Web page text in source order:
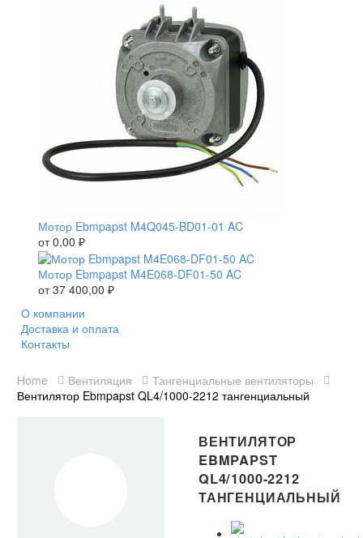
Мотор Ebmpapst M4Q045-BD01-01 AC
от0,00 ₽
Мотор Ebmpapst M4E068-DF01-50 AC
от37 400,00 ₽
О компании
Доставка и оплата
Контакты
Home Вентиляция
Тангенциальные вентиляторы
Вентилятор Ebmpapst QL4/1000-2212 тангенциальный
ВЕНТИЛЯТОР
EBMPAPST
QL4/1000-2212
ТАНГЕНЦИАЛЬНЫЙ